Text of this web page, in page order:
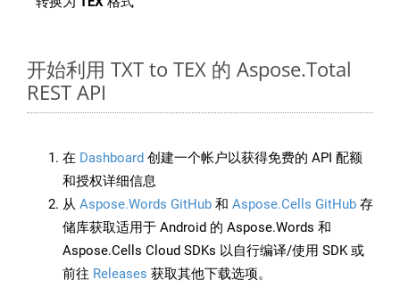
开始利用 TXT to TEX 的 Aspose.Total
REST API
在 Dashboard 创建一个帐户以获得免费的 API 配额
和授权详细信息
从 Aspose.Words GitHub 和 Aspose.Cells GitHub 存
储库获取适用于 Android 的 Aspose.Words 和
Aspose.Cells Cloud SDKs 以自行编译/使用 SDK 或
前往 Releases 获取其他下载选项。